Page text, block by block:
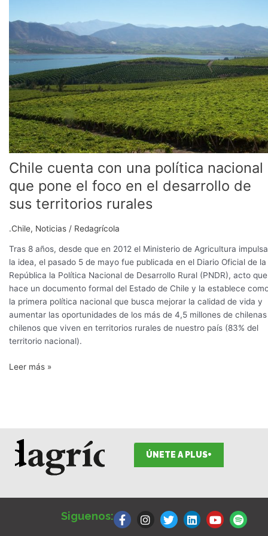
Chile cuenta con una política nacional
que pone el foco en el desarrollo de
sus territorios rurales
.Chile, Noticias / Redagrícola
Tras 8 años, desde que en 2012 el Ministerio de Agricultura
la idea, el pasado 5 de mayo fue publicada en el Diario Oficial de la
República la Política Nacional de Desarrollo Rural (PNDR), acto
hace un documento formal del Estado de Chile y la establece
la primera política nacional que busca mejorar la calidad de vida y
aumentar las oportunidades de los más de 4,5 millones de
chilenos que viven en territorios rurales de nuestro país (83% del
territorio nacional).
una
política
nacional
que
pone
el
foco
en
el
desarrollo
de
sus
rurales
Leer más »
ÚNETE A PLUS+
Siguenos:
a
c
n
s
w
i
i
n
o
u
p
o